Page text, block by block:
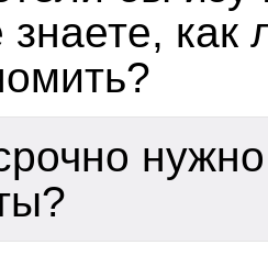
знаете, как